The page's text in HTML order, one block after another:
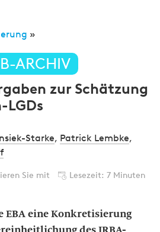
»
ARCHIV
zur Schätzung
Starke, Patrick Lembke,
Sie mit Lesezeit: 7 Minuten
EBA eine Konkretisierung